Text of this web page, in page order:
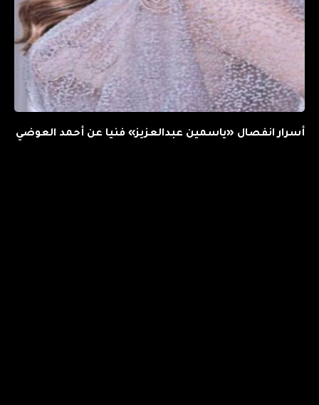
أسرار انفصال «ياسمين عبدالعزيز» فنيا عن أحمد العوضي